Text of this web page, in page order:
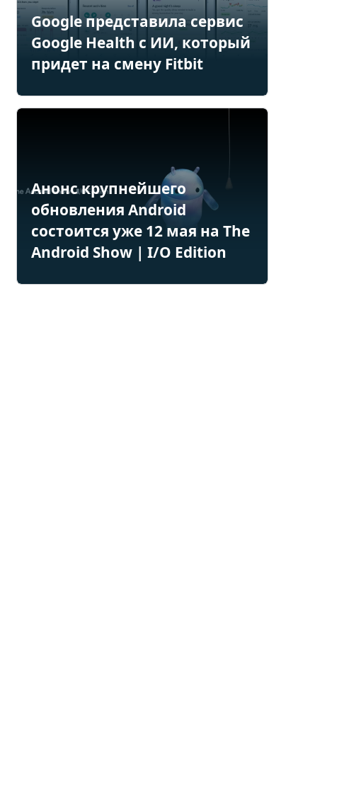
Google представила сервис
Google Health с ИИ, который
придет на смену Fitbit
Анонс крупнейшего
обновления Android
состоится уже 12 мая на The
Android Show | I/O Edition